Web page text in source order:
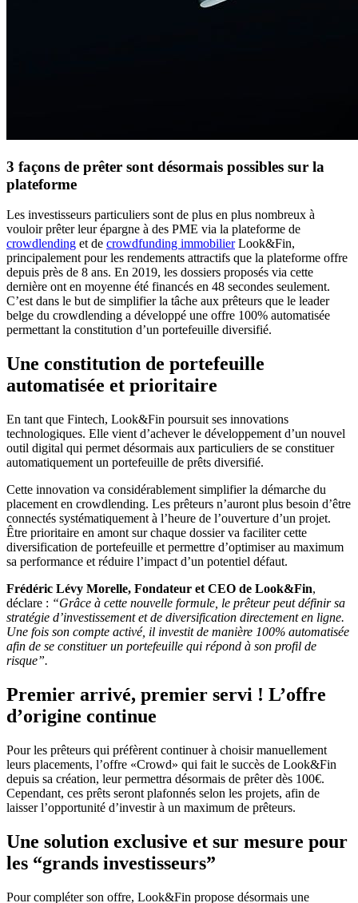
3 façons de prêter sont désormais possibles sur la
plateforme
Les investisseurs particuliers sont de plus en plus nombreux à
vouloir prêter leur épargne à des PME via la plateforme de
crowdlending et de crowdfunding immobilierLook&Fin,
principalement pour les rendements attractifs que la plateforme offre
depuis près de 8 ans. En 2019, les dossiers proposés via cette
dernière ont en moyenne été financés en 48 secondes seulement.
C’est dans le but de simplifier la tâche aux prêteurs que le leader
belge du crowdlending a développé une offre 100% automatisée
permettant la constitution d’un portefeuille diversifié.
Une constitution de portefeuille
automatisée et prioritaire
En tant que Fintech, Look&Fin poursuit ses innovations
technologiques. Elle vient d’achever le développement d’un nouvel
outil digital qui permet désormais aux particuliers de se constituer
automatiquement un portefeuille de prêts diversifié.
Cette innovation va considérablement simplifier la démarche du
placement en crowdlending. Les prêteurs n’auront plus besoin d’être
connectés systématiquement à l’heure de l’ouverture d’un projet.
Être prioritaire en amont sur chaque dossier va faciliter cette
diversification de portefeuille et permettre d’optimiser au maximum
sa performance et réduire l’impact d’un potentiel défaut.
Frédéric Lévy Morelle, Fondateur et CEO de Look&Fin,
déclare : “Grâce à cette nouvelle formule, le prêteur peut définir sa
stratégie d’investissement et de diversification directement en ligne.
Une fois son compte activé, il investit de manière 100% automatisée
afin de se constituer un portefeuille qui répond à son profil de
risque”.
Premier arrivé, premier servi ! L’offre
d’origine continue
Pour les prêteurs qui préfèrent continuer à choisir manuellement
leurs placements, l’offre «Crowd» qui fait le succès de Look&Fin
depuis sa création, leur permettra désormais de prêter dès 100€.
Cependant, ces prêts seront plafonnés selon les projets, afin de
laisser l’opportunité d’investir à un maximum de prêteurs.
Une solution exclusive et sur mesure pour
les “grands investisseurs”
Pour compléter son offre, Look&Fin propose désormais une